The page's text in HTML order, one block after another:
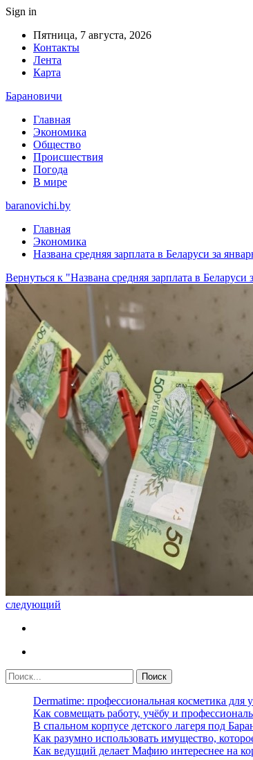
Sign in
Пятница, 7 августа, 2026
Контакты
Лента
Карта
Барановичи
Главная
Экономика
Общество
Происшествия
Погода
В мире
baranovichi.by
Главная
Экономика
Названа средняя зарплата в Беларуси за
Вернуться к "Названа средняя зарплата в
следующий
Dermatime: профессиональная косметика для
Как совмещать работу, учёбу и
В спальном корпусе детского лагеря под
Как разумно использовать имущество,
Как ведущий делает Мафию интереснее на